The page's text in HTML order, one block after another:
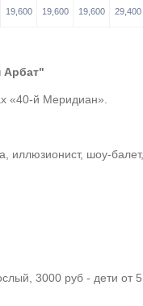
19,600 19,600 19,600 29,400
Арбат"
«40-й Меридиан».
иллюзионист, шоу-балет,
3000 руб - дети от 5